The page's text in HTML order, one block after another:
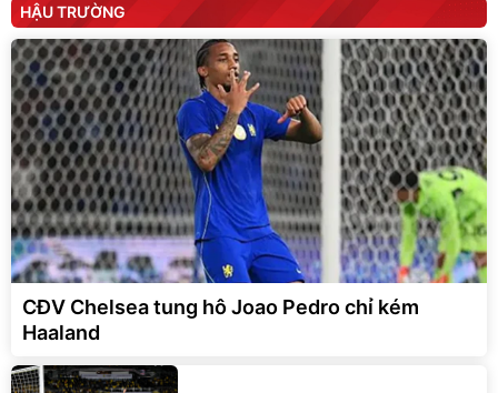
HẬU TRƯỜNG
CĐV Chelsea tung hô Joao Pedro chỉ kém
Haaland